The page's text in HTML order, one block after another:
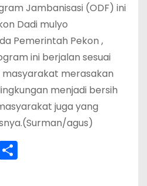
Jambanisasi (ODF) ini
Dadi mulyo
Pemerintah Pekon ,
ini berjalan sesuai
merasakan
menjadi bersih
juga yang
agus)
h